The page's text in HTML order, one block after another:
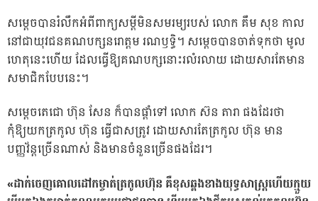
សម្តេចបានរំលឹកអំពីពាក្យសម្តីមិនសមរម្យរបស់ លោក គឹម សុខ កាល
នៅជាយុវជនគណបក្សនរោត្តម រណឫទ្ធិ។ សម្តេចបានចាត់ទុកថា មូល
ហេតុនេះហើយ ដែលធ្វើឱ្យគណបក្សនោះរលំរលាយ ដោយសារតែមាន
សមាជិកបែបនេះ។
សម្តេចតេជោ ហ៊ុន សែន ក៏បានផ្តាំទៅ លោក ស៊ន តារា ផងដែរថា
កុំឱ្យយកត្រកូល ហ៊ុន ធ្វើជាសត្រូវ ដោយសារតែត្រកូល ហ៊ុន មាន
បញ្ញវ័ន្តច្រើនណាស់ និងមានចំនួនច្រើនផងដែរ។
«ដាក់ចេញគោលដៅកម្ចាត់ត្រកូលហ៊ុន គឺខុសឆ្គងខាងយុទ្ធសាស្ត្រហើយក្មួយ